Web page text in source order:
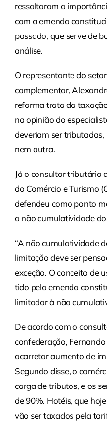
ressaltaram a
com a emenda
passado, que serve de
análise.
O representante do
complementar,
reforma trata da
na opinião do
deveriam ser
nem outra.
Já o consultor tributário
do Comércio e Turismo
defendeu como ponto
a não cumulatividade
“A não cumulatividade
limitação deve ser
exceção. O conceito de
tido pela emenda
limitador à não
De acordo com o
confederação,
acarretar aumento de
Segundo disse, o
carga de tributos, e os
de 90%. Hotéis, que
vão ser taxados pela